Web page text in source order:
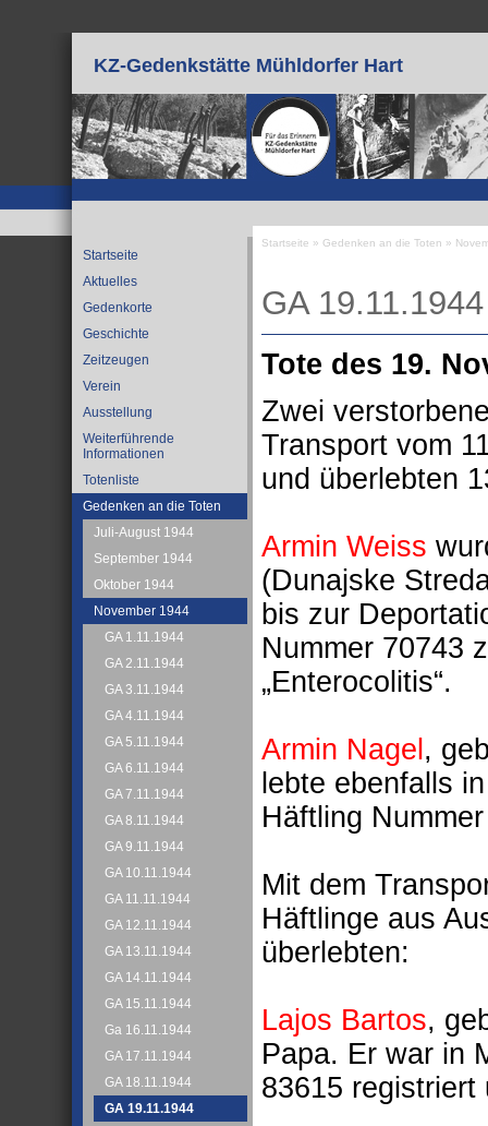
KZ-Gedenkstätte Mühldorfer Hart
Startseite
Aktuelles
Gedenkorte
Geschichte
Zeitzeugen
Verein
Ausstellung
Weiterführende
Informationen
Totenliste
Gedenken an die Toten
Juli-August 1944
September 1944
Oktober 1944
November 1944
GA 1.11.1944
GA 2.11.1944
GA 3.11.1944
GA 4.11.1944
GA 5.11.1944
GA 6.11.1944
GA 7.11.1944
GA 8.11.1944
GA 9.11.1944
GA 10.11.1944
GA 11.11.1944
GA 12.11.1944
GA 13.11.1944
GA 14.11.1944
GA 15.11.1944
Ga 16.11.1944
GA 17.11.1944
GA 18.11.1944
GA 19.11.1944
Startseite » Gedenken an die Toten »
GA 19.11.1944
Tote des 19.
Zwei
Transport vom
und überlebten
Armin Weiss
(Dunajske
bis zur
Nummer 70743
„Enterocolitis“.
Armin Nagel ,
lebte ebenfalls
Häftling
Mit dem
Häftlinge aus
überlebten:
Lajos Bartos,
Papa. Er war in
83615 registriert